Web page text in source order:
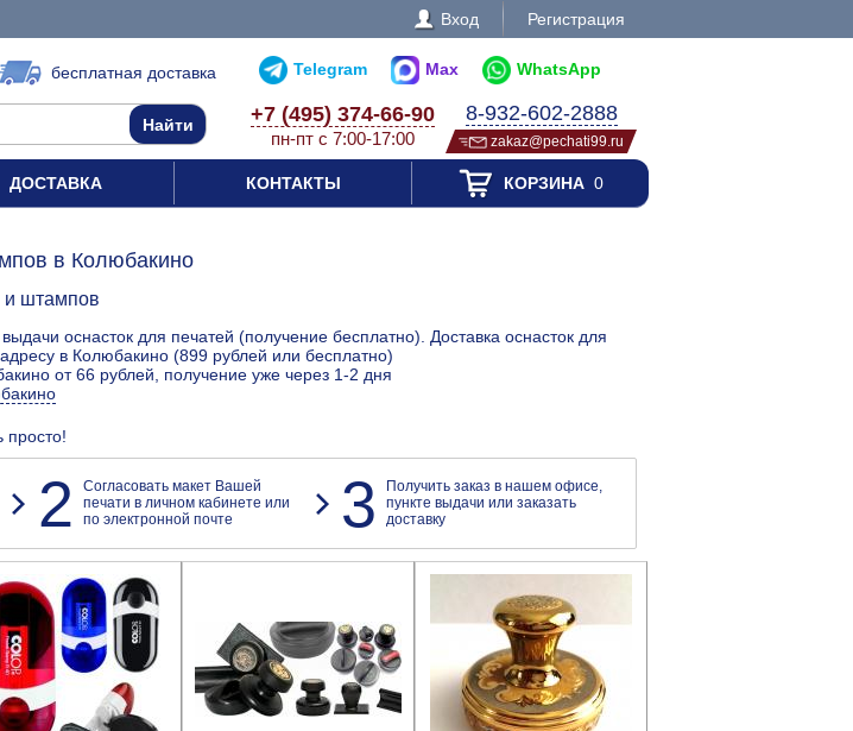
Вход Регистрация
бесплатная доставка Telegram Max WhatsApp
+7 (495) 374-66-90
пн-пт с 7:00-17:00
8-932-602-2888
zakaz@pechati99.ru
ДОСТАВКА КОНТАКТЫ КОРЗИНА0
в Колюбакино
и штампов
оснасток для печатей (получение бесплатно). Доставка оснасток для
в Колюбакино (899 рублей или бесплатно)
от 66 рублей, получение уже через 1-2 дня
просто!
2
Согласовать макет Вашей
печати в личном кабинете или
по электронной почте
3
Получить заказ в нашем офисе,
пункте выдачи или заказать
доставку